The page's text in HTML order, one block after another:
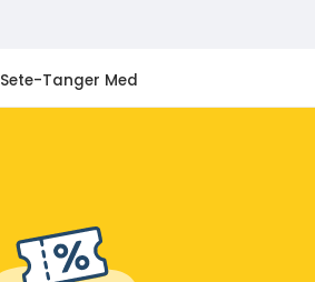
Sete-Tanger Med